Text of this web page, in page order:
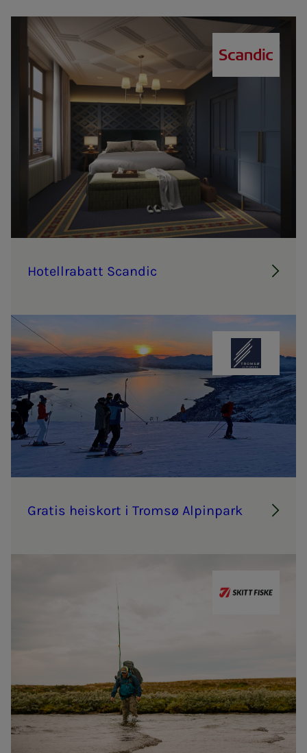
Scandic
Ho­­­tel­l­ra­­­batt Scan­­­dic
Tromsø
Gra­­­tis heis­kort i Tromsø Al­pin­­­park
Skitt Fiske